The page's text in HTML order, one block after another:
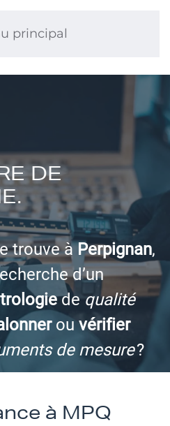
principal
DE
trouve àPerpignan,
d’un
dequalité
ouvérifier
de mesure?
à MPQ